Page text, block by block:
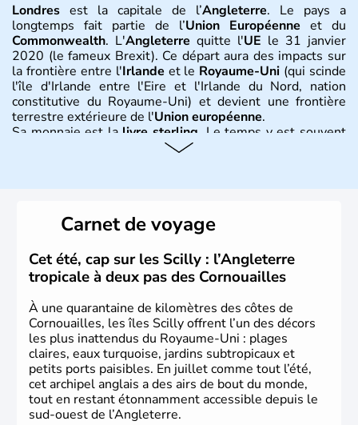
Londres est la capitale de l’Angleterre. Le pays a
longtemps fait partie de l’Union Européenne et du
Commonwealth. L'Angleterre quitte l'UE le 31 janvier
2020 (le fameux Brexit). Ce départ aura des impacts sur
la frontière entre l'Irlande et le Royaume-Uni (qui scinde
l'île d'Irlande entre l'Eire et l'Irlande du Nord, nation
constitutive du Royaume-Uni) et devient une frontière
terrestre extérieure de l'Union européenne.
Sa monnaie est lalivre sterling . Le temps y est souvent
instable avec de nombreuses précipitations : il s’agit d’un
Histoire et administration
L'Angleterre est l’une des quatre nations constitutives du
Royaume-Uni. Elle est peuplée de plus de 50 millions
d’habitants, les Anglais, et constitue à elle seule, près de
84% de la population de l’ensemble. Le pays s’est créé au
Xème siècle et tient son nom desAngles
germanique installé sur ces terres. Première démocratie
parlementaire au monde, elle doit son développement à
l’essor industriel du XIXème siècle.
Carnet de voyage
Cet été, cap sur les Scilly : l’Angleterre
tropicale à deux pas des Cornouailles
À une quarantaine de kilomètres des côtes de
Cornouailles, les îles Scilly offrent l’un des décors
les plus inattendus du Royaume-Uni : plages
claires, eaux turquoise, jardins subtropicaux et
petits ports paisibles. En juillet comme tout l’été,
cet archipel anglais a des airs de bout du monde,
tout en restant étonnamment accessible depuis le
sud-ouest de l’Angleterre.